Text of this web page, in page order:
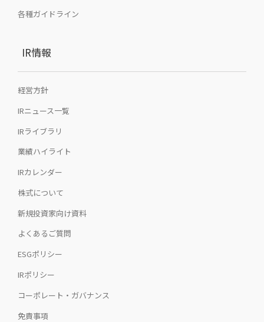
各種ガイドライン
IR情報
経営方針
IRニュース一覧
IRライブラリ
業績ハイライト
IRカレンダー
株式について
新規投資家向け資料
よくあるご質問
ESGポリシー
IRポリシー
コーポレート・ガバナンス
免責事項